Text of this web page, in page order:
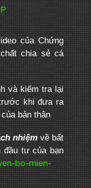
của Chứng
chia sẻ cá
và kiểm tra lại
khi đưa ra
bản thân
nhiệmvề bất
đầu tư của bạn
bo-mien-